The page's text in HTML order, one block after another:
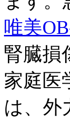
唯美
腎臓損
家庭医
は、外